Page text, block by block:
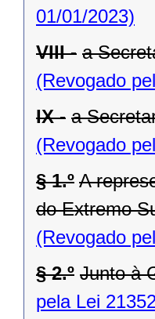
01/01/2023)
VIII - a
(Revogado
IX - a
(Revogado
§ 1.º A
do Extremo
(Revogado
§ 2.º Junto à
pela Lei